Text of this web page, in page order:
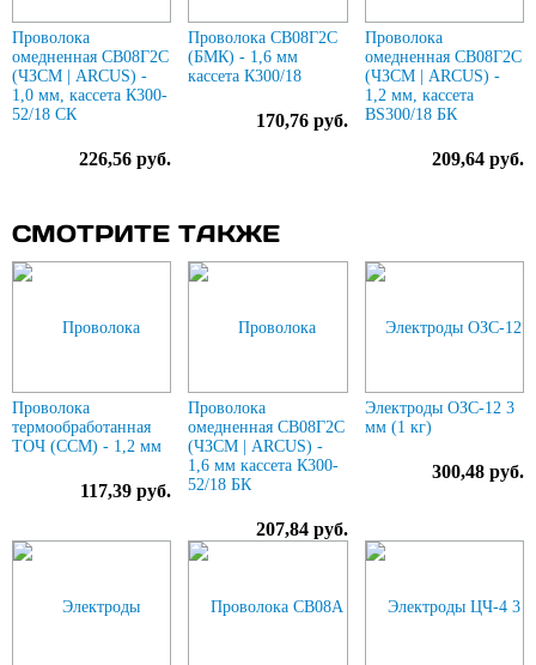
Проволока
омедненная СВ08Г2С
(ЧЗСМ | ARCUS) -
1,0 мм, кассета К300-
52/18 СК
226,56 руб.
Проволока СВ08Г2С
(БМК) - 1,6 мм
кассета К300/18
170,76 руб.
Проволока
омедненная СВ08Г2С
(ЧЗСМ | ARCUS) -
1,2 мм, кассета
BS300/18 БК
209,64 руб.
СМОТРИТЕ ТАКЖЕ
Проволока
термообработанная
ТОЧ (ССМ) - 1,2 мм
117,39 руб.
Проволока
омедненная СВ08Г2С
(ЧЗСМ | ARCUS) -
1,6 мм кассета К300-
52/18 БК
207,84 руб.
Электроды ОЗС-12 3
мм (1 кг)
300,48 руб.